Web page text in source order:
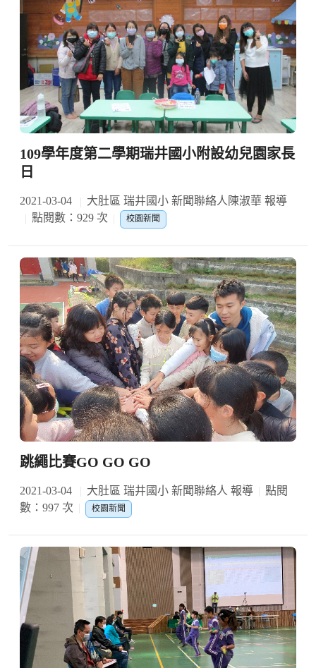
109學年度第二學期瑞井國小附設幼兒園家長
日
2021-03-04
大肚區 瑞井國小 新聞聯絡人陳淑華 報導
點閱數：929 次
校園新聞
跳繩比賽GO GO GO
2021-03-04 大肚區 瑞井國小 新聞聯絡人 報導
點閱
數：997 次
校園新聞